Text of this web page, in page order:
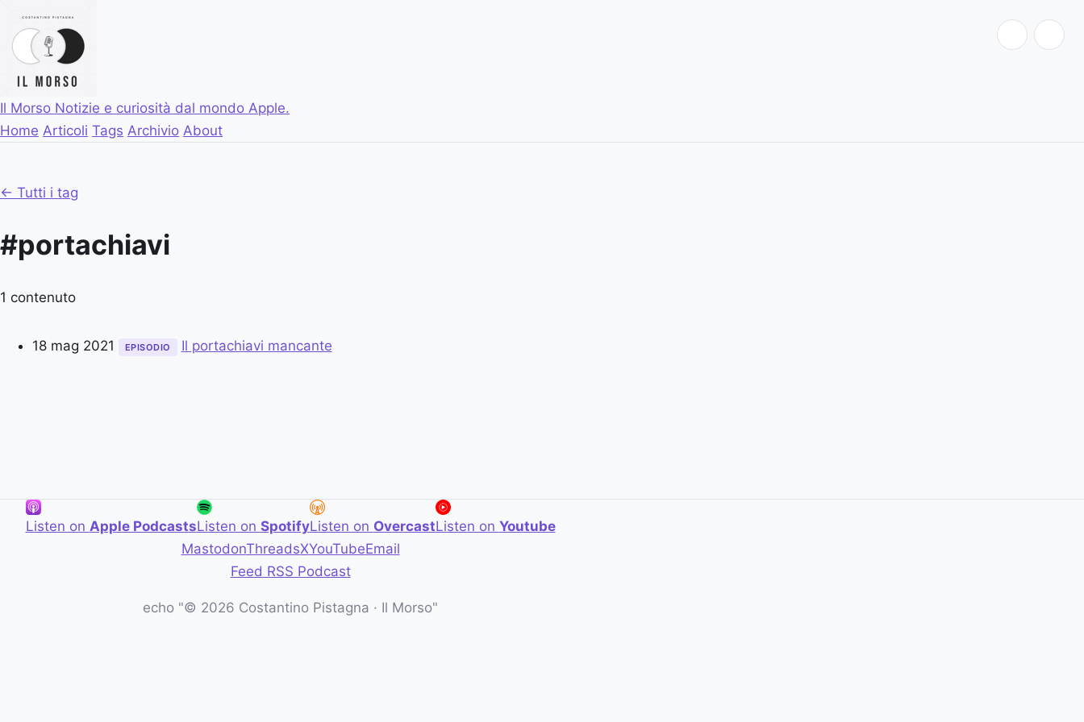
Il Morso Notizie e curiosità dal mondo Apple.
Home Articoli Tags Archivio About
← Tutti i tag
#portachiavi
1 contenuto
18 mag 2021 EPISODIO Il portachiavi mancante
Listen on Apple PodcastsListen on SpotifyListen on OvercastListen on Youtube
MastodonThreadsXYouTubeEmail
Feed RSS Podcast
echo "© 2026 Costantino Pistagna · Il Morso"